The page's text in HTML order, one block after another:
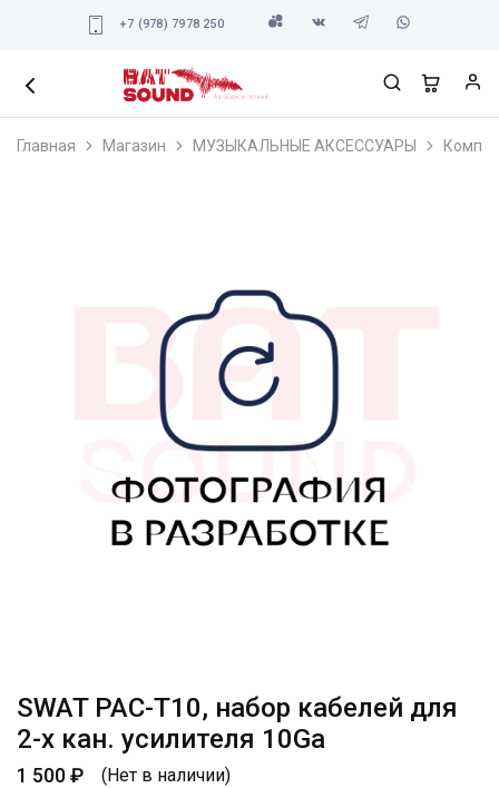
+7 (978) 7978 250
Главная Магазин МУЗЫКАЛЬНЫЕ АКСЕССУАРЫ
SWAT PAC-T10, набор кабелей для
2-х кан. усилителя 10Ga
1 500₽ (Нет в наличии)